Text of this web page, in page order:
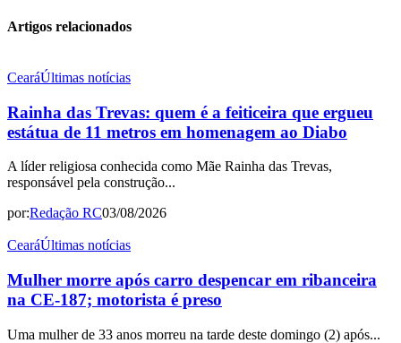
Artigos relacionados
CearáÚltimas notícias
Rainha das Trevas: quem é a feiticeira que ergueu
estátua de 11 metros em homenagem ao Diabo
A líder religiosa conhecida como Mãe Rainha das Trevas,
responsável pela construção...
por:Redação RC03/08/2026
CearáÚltimas notícias
Mulher morre após carro despencar em ribanceira
na CE-187; motorista é preso
Uma mulher de 33 anos morreu na tarde deste domingo (2) após...